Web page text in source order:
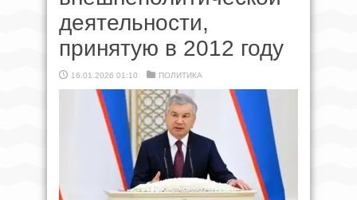
деятельности,
принятую в 2012 году
16.01.2026 01:10 ПОЛИТИКА